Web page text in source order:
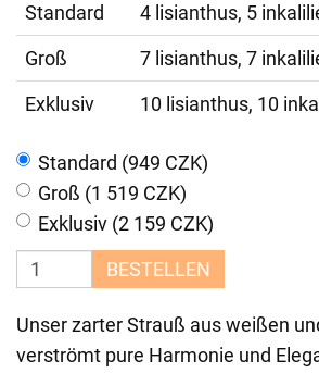
Standard
4 lisianthus, 5
Groß
7 lisianthus, 7
Exklusiv
10 lisianthus, 10
Standard (949 CZK)
Groß (1 519 CZK)
Exklusiv (2 159 CZK)
BESTELLEN
Unser zarter Strauß aus weißen
verströmt pure Harmonie und